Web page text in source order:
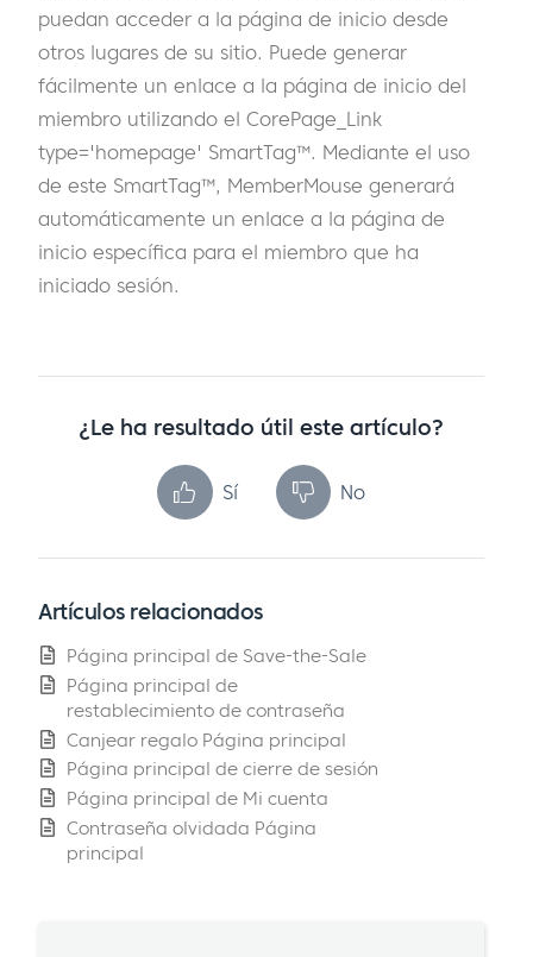
puedan acceder a la página de inicio desde
otros lugares de su sitio. Puede generar
fácilmente un enlace a la página de inicio del
miembro utilizando el CorePage_Link
type='homepage' SmartTag™. Mediante el uso
de este SmartTag™, MemberMouse generará
automáticamente un enlace a la página de
inicio específica para el miembro que ha
iniciado sesión.
¿Le ha resultado útil este artículo?
Sí No
Artículos relacionados
Página principal de Save-the-Sale
Página principal de
restablecimiento de contraseña
Canjear regalo Página principal
Página principal de cierre de sesión
Página principal de Mi cuenta
Contraseña olvidada Página
principal